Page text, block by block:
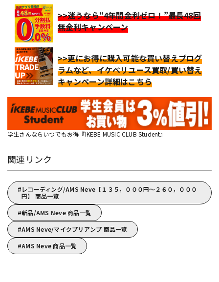
>>迷うなら“4年間金利ゼロ！”最長48回
無金利キャンペーン
>>更にお得に購入可能な買い替えプログ
ラムなど、イケベリユース買取/買い替え
キャンペーン詳細はこちら
学生さんならいつでもお得『IKEBE MUSIC CLUB Student』
関連リンク
レコーディング/AMS Neve【１３５，０００円～２６０，０００
円】 商品一覧
新品/AMS Neve 商品一覧
AMS Neve/マイクプリアンプ 商品一覧
AMS Neve 商品一覧